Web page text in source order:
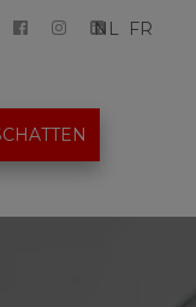
NL FR